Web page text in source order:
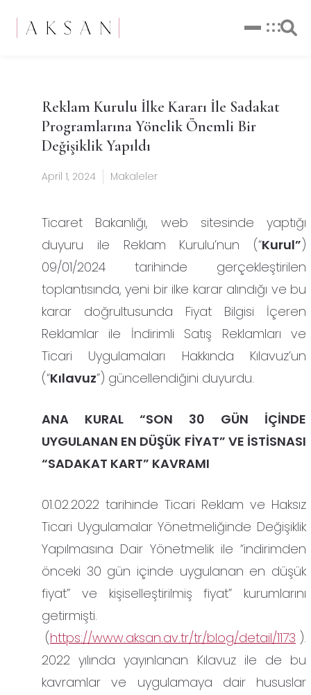
Reklam Kurulu İlke Kararı İle Sadakat
Programlarına Yönelik Önemli Bir
Değişiklik Yapıldı
April 1, 2024 Makaleler
Ticaret Bakanlığı, web sitesinde yaptığı
duyuru ile Reklam Kurulu’nun (“Kurul”)
09/01/2024 tarihinde gerçekleştirilen
toplantısında, yeni bir ilke karar alındığı ve bu
karar doğrultusunda Fiyat Bilgisi İçeren
Reklamlar ile İndirimli Satış Reklamları ve
Ticari Uygulamaları Hakkında Kılavuz’un
(“Kılavuz”) güncellendiğini duyurdu.
ANA KURAL “SON 30 GÜN İÇİNDE
UYGULANAN EN DÜŞÜK FİYAT” VE İSTİSNASI
“SADAKAT KART” KAVRAMI
01.02.2022 tarihinde Ticari Reklam ve Haksız
Ticari Uygulamalar Yönetmeliğinde Değişiklik
Yapılmasına Dair Yönetmelik ile “indirimden
önceki 30 gün içinde uygulanan en düşük
fiyat” ve kişiselleştirilmiş fiyat” kurumlarını
getirmişti.
(https://www.aksan.av.tr/tr/blog/detail/1173 ).
2022 yılında yayınlanan Kılavuz ile de bu
kavramlar ve uygulamaya dair hususlar